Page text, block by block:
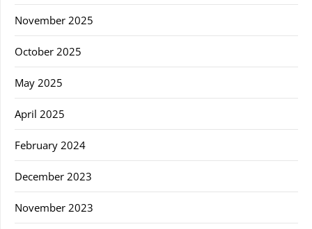
November 2025
October 2025
May 2025
April 2025
February 2024
December 2023
November 2023